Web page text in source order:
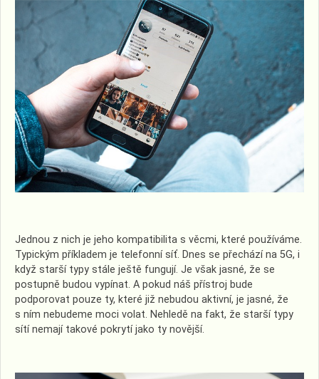
Jednou z nich je jeho kompatibilita s věcmi, které používáme.
Typickým příkladem je telefonní síť. Dnes se přechází na 5G, i
když starší typy stále ještě fungují. Je však jasné, že se
postupně budou vypínat. A pokud náš přístroj bude
podporovat pouze ty, které již nebudou aktivní, je jasné, že
s ním nebudeme moci volat. Nehledě na fakt, že starší typy
sítí nemají takové pokrytí jako ty novější.